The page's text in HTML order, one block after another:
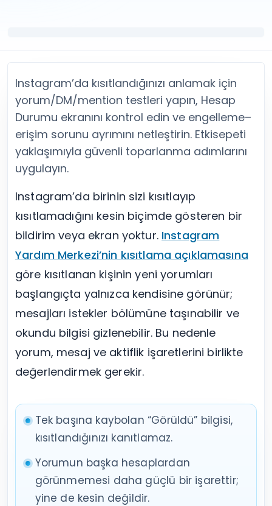
Tümünü Gör
YouTube Abone Satın Al
YouTube Beğeni Satın Al
YouTube İzlenme Satın Al
YouTube Yorum Satın Al
Tümünü Gör
Facebook
Facebook Beğeni Satın Al
Facebook Takipçi Satın Al
Facebook Yorum Satın Al
Facebook Video İzlenme Satın Al
Tümünü Gör
Facebook Araçları
Spotify Araçları
Telegram Araçları
Twitch Araçları
SoundCloud Araçları
Snapchat Araçları
Tümünü Gör
Instagram’da kısıtlandığınızı anlamak için
yorum/DM/mention testleri yapın, Hesap
Durumu ekranını kontrol edin ve engelleme–
erişim sorunu ayrımını netleştirin. Etkisepeti
yaklaşımıyla güvenli toparlanma adımlarını
uygulayın.
Instagram’da birinin sizi kısıtlayıp
kısıtlamadığını kesin biçimde gösteren bir
bildirim veya ekran yoktur. Instagram
Yardım Merkezi’nin kısıtlama açıklamasına
göre kısıtlanan kişinin yeni yorumları
başlangıçta yalnızca kendisine görünür;
mesajları istekler bölümüne taşınabilir ve
okundu bilgisi gizlenebilir. Bu nedenle
yorum, mesaj ve aktiflik işaretlerini birlikte
değerlendirmek gerekir.
Tek başına kaybolan “Görüldü” bilgisi,
kısıtlandığınızı kanıtlamaz.
Yorumun başka hesaplardan
görünmemesi daha güçlü bir işarettir;
yine de kesin değildir.